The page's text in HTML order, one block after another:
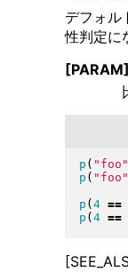
デフォル
性判定に
p ( " foo "
p ( " foo "
p ( 4 ==
p ( 4 ==